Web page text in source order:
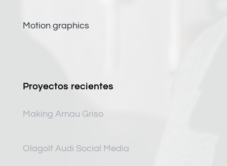
Motion graphics
Proyectos recientes
Making Arnau Griso
Olagolf Audi Social Media